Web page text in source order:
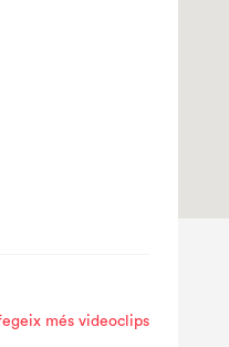
més videoclips